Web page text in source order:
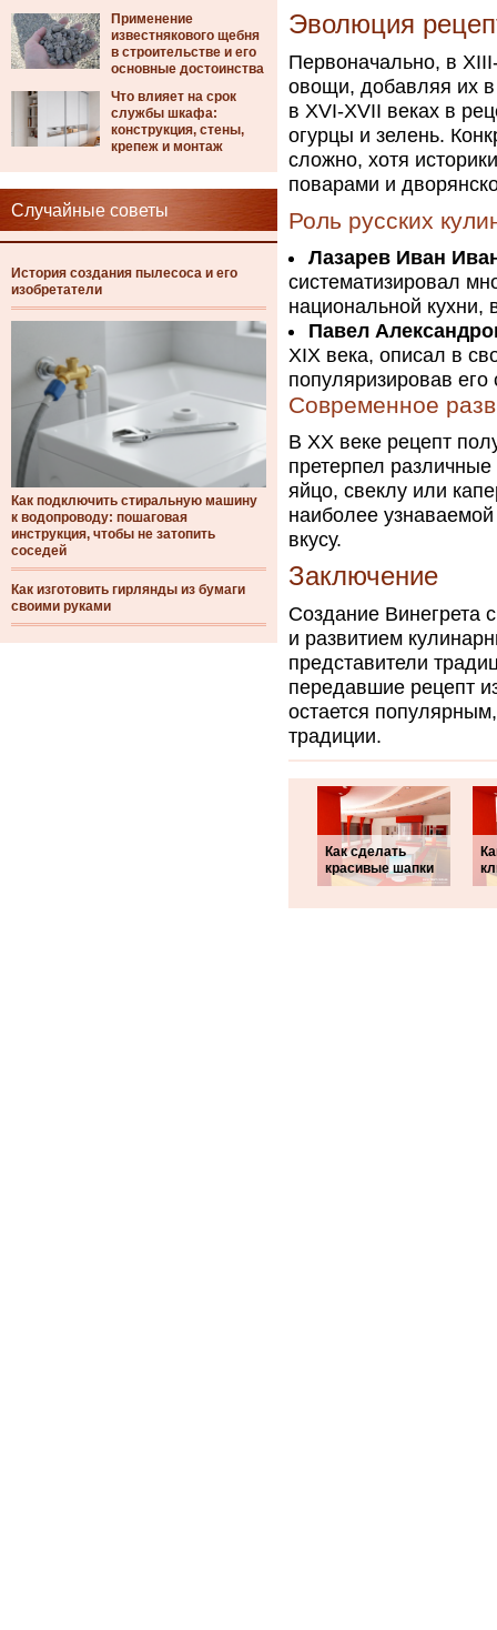
Применение
известнякового щебня
в строительстве и его
основные достоинства
Что влияет на срок
службы шкафа:
конструкция, стены,
крепеж и монтаж
Случайные советы
История создания пылесоса и его
изобретатели
Как подключить стиральную машину
к водопроводу: пошаговая
инструкция, чтобы не затопить
соседей
Как изготовить гирлянды из бумаги
своими руками
Эволюция
Первоначально, в
овощи, добавляя их
в XVI-XVII веках в
огурцы и зелень.
сложно, хотя
поварами и
Роль русских
Лазарев Иван
систематизировал
национальной кухни,
Павел
XIX века, описал в
популяризировав
Современное
В XX веке рецепт
претерпел
яйцо, свеклу или
наиболее
вкусу.
Заключение
Создание Винегрета
и развитием
представители
передавшие рецепт
остается
традиции.
Как сделать
красивые шапки